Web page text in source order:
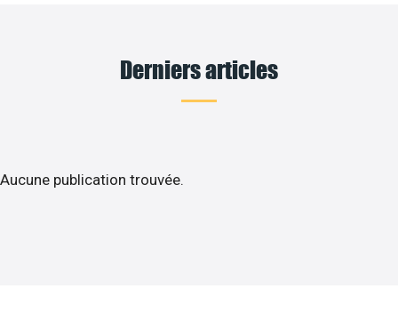
Derniers articles
Aucune publication trouvée.